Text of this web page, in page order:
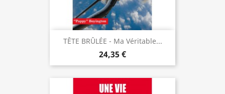
TÊTE BRÛLÉE - Ma Véritable...
24,35 €